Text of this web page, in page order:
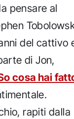
pensare al
del cattivo
di Jon,
cosa hai
rapiti dalla